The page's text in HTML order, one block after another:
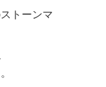
トーンマ